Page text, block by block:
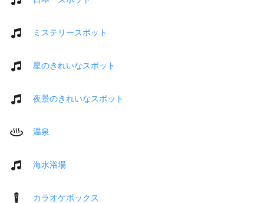
ミステリースポット
星のきれいなスポット
夜景のきれいなスポット
温泉
海水浴場
カラオケボックス